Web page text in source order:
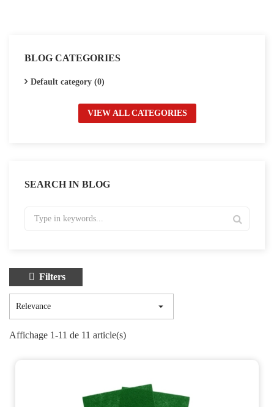
BLOG CATEGORIES
Default category (0)
VIEW ALL CATEGORIES
SEARCH IN BLOG
Filters
Relevance 
Affichage 1-11 de 11 article(s)